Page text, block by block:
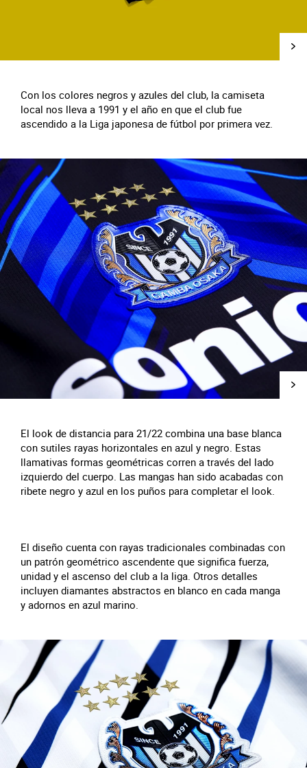
Con los colores negros y azules del club, la camiseta
local nos lleva a 1991 y el año en que el club fue
ascendido a la Liga japonesa de fútbol por primera vez.
El look de distancia para 21/22 combina una base blanca
con sutiles rayas horizontales en azul y negro. Estas
llamativas formas geométricas corren a través del lado
izquierdo del cuerpo. Las mangas han sido acabadas con
ribete negro y azul en los puños para completar el look.
El diseño cuenta con rayas tradicionales combinadas con
un patrón geométrico ascendente que significa fuerza,
unidad y el ascenso del club a la liga. Otros detalles
incluyen diamantes abstractos en blanco en cada manga
y adornos en azul marino.